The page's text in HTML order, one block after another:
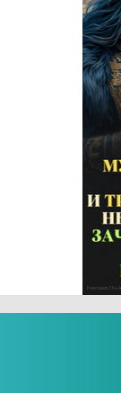
Реклама 16+